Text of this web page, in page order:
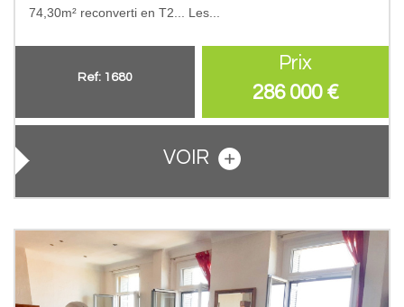
74,30m² reconverti en T2... Les...
Ref: 1680
Prix
286 000 €
VOIR